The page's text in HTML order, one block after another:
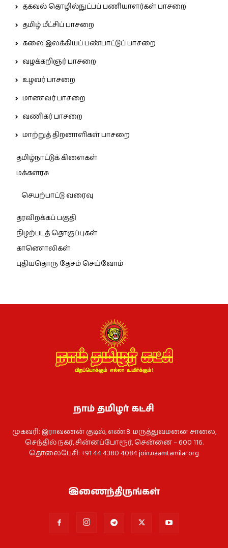
தகவல் தொழில்நுட்பப் பணியாளர்கள் பாசறை
தமிழ் மீட்சிப் பாசறை
கலை இலக்கியப் பண்பாட்டுப் பாசறை
வழக்கறிஞர் பாசறை
உழவர் பாசறை
மாணவர் பாசறை
வணிகர் பாசறை
மாற்றுத் திறனாளிகள் பாசறை
தமிழ்நாட்டுக் கிளைகள்
மக்களரசு
செயற்பாட்டு வரைவு
தரவிறக்கப் பகுதி
நிழற்படத் தொகுப்புகள்
காணொலிகள்
புதியதொரு தேசம் செய்வோம்
நாம் தமிழர் கட்சி
முகவரி: இராவணன் குடில், எண்.8. மருத்துவமனை சாலை,
செந்தில் நகர், சின்னப்போரூர், சென்னை – 600 116.
தொலைபேசி: +91 44 4380 4084join.naamtamilar.org
இணைந்திருங்கள்